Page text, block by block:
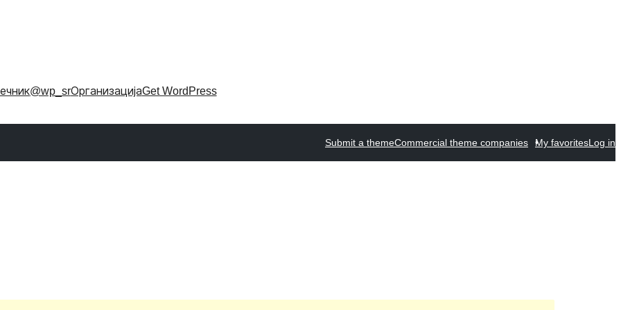
@wp_srОрганизацијаGet WordPress
Submit a themeCommercial theme companies My favoritesLog in